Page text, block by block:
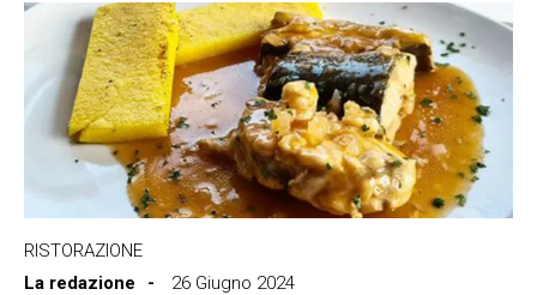
RISTORAZIONE
La redazione
26 Giugno 2024